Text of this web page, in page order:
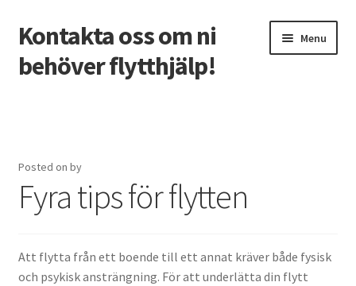
Skip
to
navigation
Skip
to
content
Kontakta oss om ni
behöver flytthjälp!
Menu
Flyttvideo
Städvideo
Posted on by
Fyra tips för flytten
Att flytta från ett boende till ett annat kräver både fysisk
och psykisk ansträngning. För att underlätta din flytt